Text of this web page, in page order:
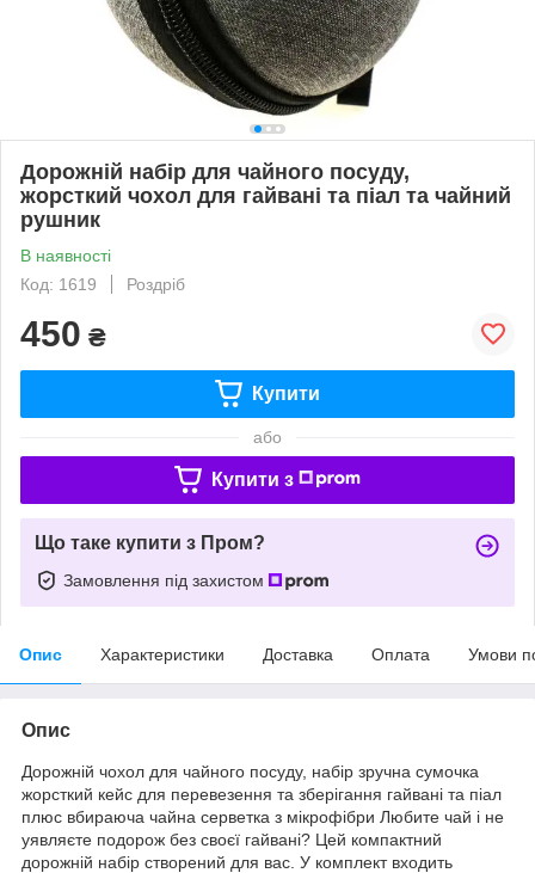
Дорожній набір для чайного посуду,
жорсткий чохол для гайвані та піал та чайний
рушник
В наявності
Код: 1619
Роздріб
450 ₴
Купити
або
Купити з
Що таке купити з Пром?
Замовлення під захистом
Опис Характеристики Доставка Оплата Умови
Опис
Дорожній чохол для чайного посуду, набір зручна сумочка
жорсткий кейс для перевезення та зберігання гайвані та піал
плюс вбираюча чайна серветка з мікрофібри Любите чай і не
уявляєте подорож без своєї гайвані? Цей компактний
дорожній набір створений для вас. У комплект входить